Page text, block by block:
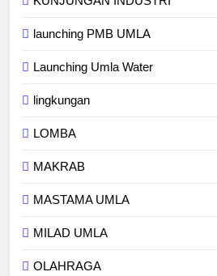
launching PMB UMLA
Launching Umla Water
lingkungan
LOMBA
MAKRAB
MASTAMA UMLA
MILAD UMLA
OLAHRAGA